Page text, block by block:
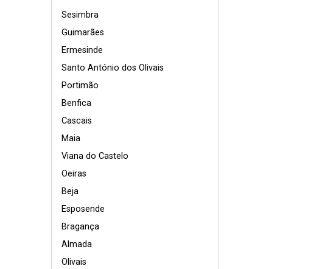
Sesimbra
Guimarães
Ermesinde
Santo António dos Olivais
Portimão
Benfica
Cascais
Maia
Viana do Castelo
Oeiras
Beja
Esposende
Bragança
Almada
Olivais